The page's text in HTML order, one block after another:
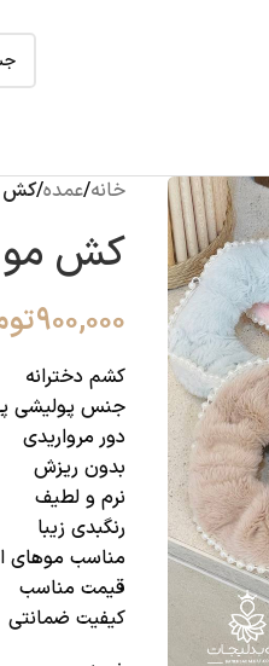
خانه/عمده/کش
کش مو
۹۰۰,۰۰۰
کشم‌ دخترانه
جنس پولیشی
دور مرواریدی
بدون ریزش
نرم و لطیف
رنگبدی زیبا
مناسب موهای
قیمت مناسب
کیفیت ضمانتی